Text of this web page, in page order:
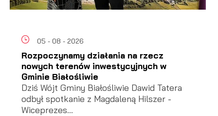
05 - 08 - 2026
Rozpoczynamy działania na rzecz
nowych terenów inwestycyjnych w
Gminie Białośliwie
Dziś Wójt Gminy Białośliwie Dawid Tatera
odbył spotkanie z Magdaleną Hilszer -
Wiceprezes...